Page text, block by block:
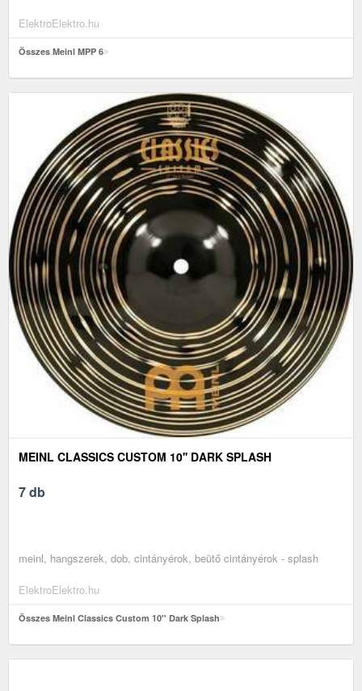
ElektroElektro.hu
Összes Meinl MPP 6
MEINL CLASSICS CUSTOM 10'' DARK SPLASH
7 db
meinl, hangszerek, dob, cintányérok, beütő cintányérok - splash
ElektroElektro.hu
Összes Meinl Classics Custom 10'' Dark Splash